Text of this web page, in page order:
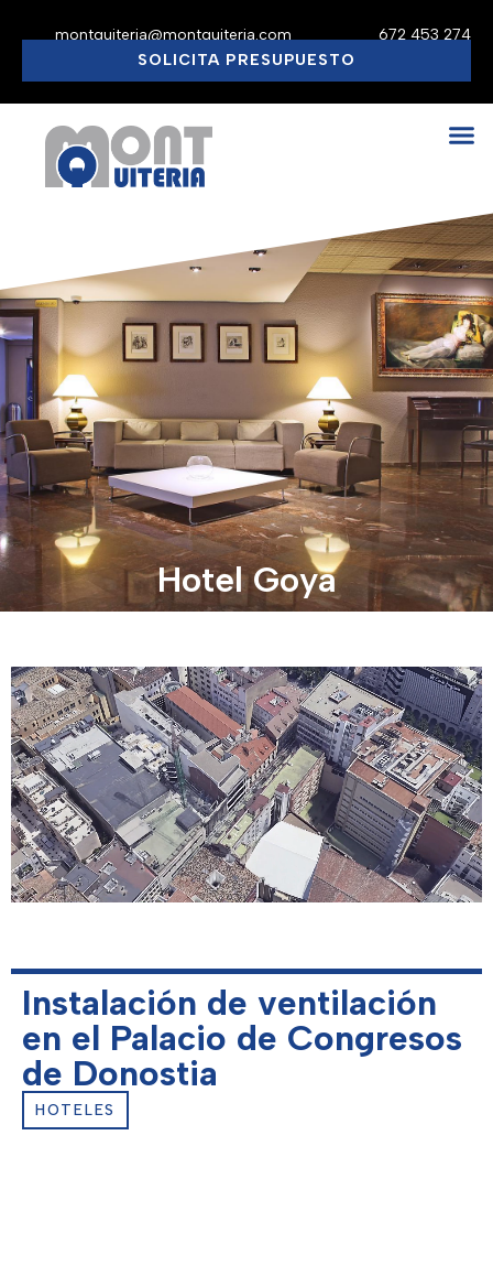
montquiteria@montquiteria.com
672 453 274
SOLICITA PRESUPUESTO
Hotel Goya
Instalación de ventilación
en el Palacio de Congresos
de Donostia
HOTELES